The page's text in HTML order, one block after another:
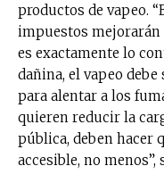
productos de vapeo.
impuestos mejorarán
es exactamente lo
dañina, el vapeo
para alentar a los
quieren reducir la
pública, deben hacer
accesible, no